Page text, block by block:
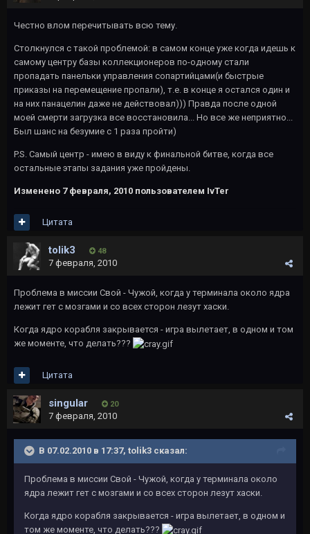
Честно влом перечитывать всю тему.
Столкнулся с такой проблемой: в самом конце уже когда идешь к
самому центру базы коллекционеров по-одному стали
пропадать панельки управления сопартийцами(и быстрые
приказы на перемещение пропали), т.е. в конце я остался один и
на них панацелин даже не действовал))) Правда после одной
моей смерти загрузка все восстановила... Но все же неприятно...
Был шанс на безумие с 1 раза пройти)
P.S. Самый центр - имею в виду к финальной битве, когда все
остальные этапы задания уже пройдены.
Изменено 7 февраля, 2010 пользователем IvTer
Цитата
tolik3 48
7 февраля, 2010
Проблема в миссии Свой - Чужой, когда у терминала около ядра
лежит гет с мозгами и со всех сторон лезут хаски.
Когда ядро корабля закрывается - игра вылетает, в одном и том
же моменте, что делать???
Цитата
singular 20
7 февраля, 2010
В 07.02.2010 в 17:37, tolik3 сказал:
Проблема в миссии Свой - Чужой, когда у терминала около
ядра лежит гет с мозгами и со всех сторон лезут хаски.
Когда ядро корабля закрывается - игра вылетает, в одном и
том же моменте, что делать???